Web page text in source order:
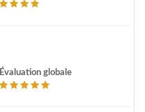
Évaluation globale